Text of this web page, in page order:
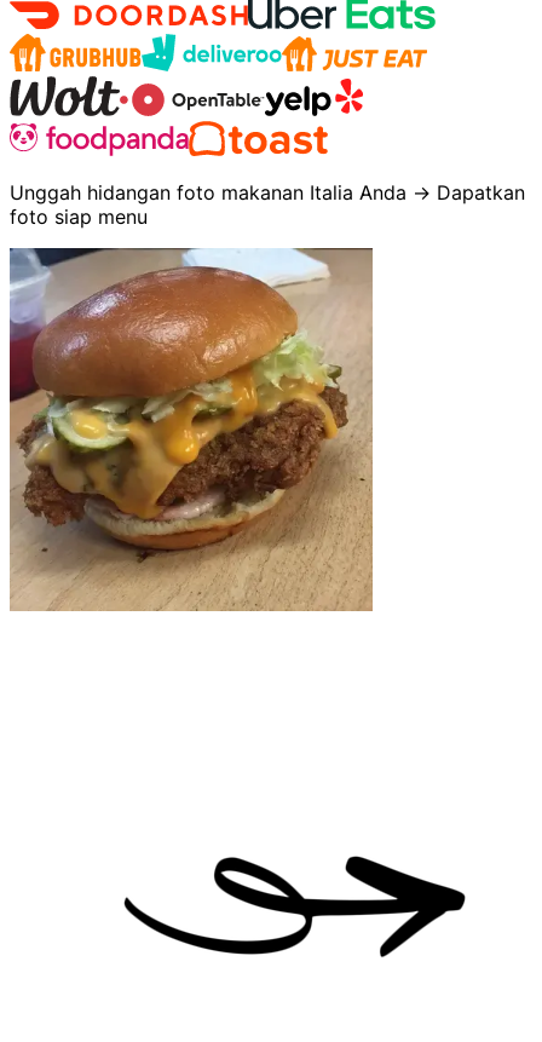
Unggah hidangan foto makanan Italia Anda → Dapatkan
foto siap menu